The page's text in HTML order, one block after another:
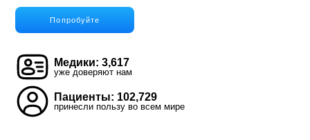
Попробуйте
Медики: 3,617
уже доверяют нам
Пациенты: 102,729
принесли пользу во всем мире